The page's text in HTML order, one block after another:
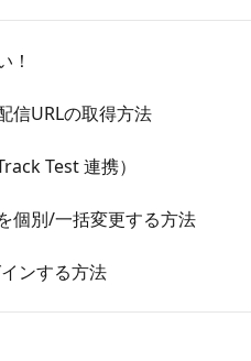
！
信URLの取得方法
Test 連携）
個別/一括変更する方法
ンする方法